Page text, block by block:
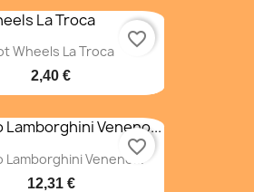
Wheels La Troca
2,40 €
favorite_border
Lamborghini Veneno...
12,31 €
favorite_border